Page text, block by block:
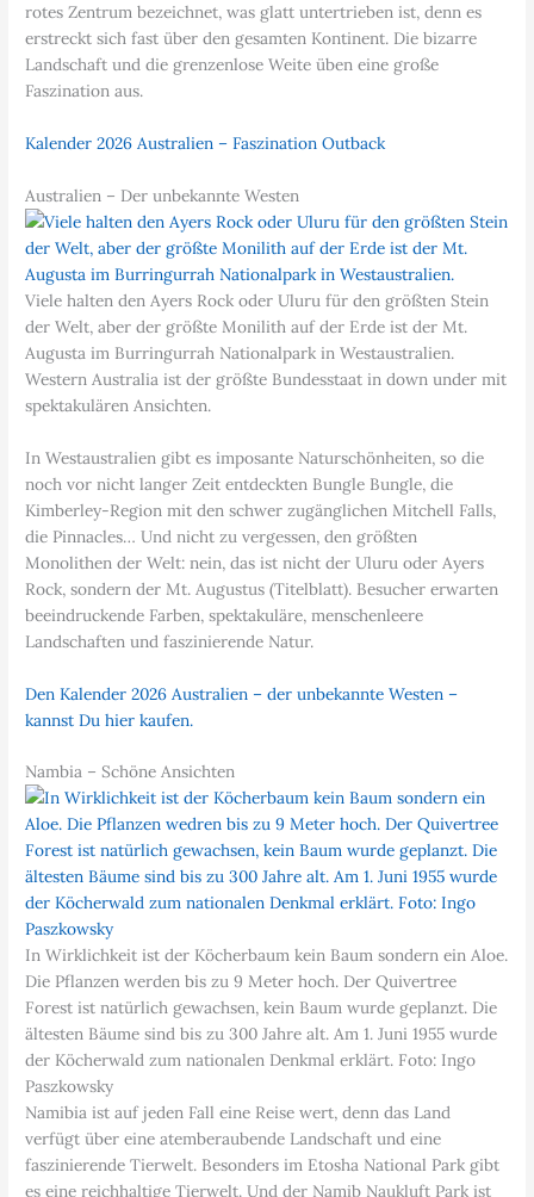
rotes Zentrum bezeichnet, was glatt untertrieben ist, denn es
erstreckt sich fast über den gesamten Kontinent. Die bizarre
Landschaft und die grenzenlose Weite üben eine große
Faszination aus.
Kalender 2026 Australien – Faszination Outback
Australien – Der unbekannte Westen
Viele halten den Ayers Rock oder Uluru für den größten Stein
der Welt, aber der größte Monilith auf der Erde ist der Mt.
Augusta im Burringurrah Nationalpark in Westaustralien.
Western Australia ist der größte Bundesstaat in down under mit
spektakulären Ansichten.
In Westaustralien gibt es imposante Naturschönheiten, so die
noch vor nicht langer Zeit entdeckten Bungle Bungle, die
Kimberley-Region mit den schwer zugänglichen Mitchell Falls,
die Pinnacles… Und nicht zu vergessen, den größten
Monolithen der Welt: nein, das ist nicht der Uluru oder Ayers
Rock, sondern der Mt. Augustus (Titelblatt). Besucher erwarten
beeindruckende Farben, spektakuläre, menschenleere
Landschaften und faszinierende Natur.
Den Kalender 2026 Australien – der unbekannte Westen –
kannst Du hier kaufen.
Nambia – Schöne Ansichten
In Wirklichkeit ist der Köcherbaum kein Baum sondern ein Aloe.
Die Pflanzen werden bis zu 9 Meter hoch. Der Quivertree
Forest ist natürlich gewachsen, kein Baum wurde geplanzt. Die
ältesten Bäume sind bis zu 300 Jahre alt. Am 1. Juni 1955 wurde
der Köcherwald zum nationalen Denkmal erklärt. Foto: Ingo
Paszkowsky
Namibia ist auf jeden Fall eine Reise wert, denn das Land
verfügt über eine atemberaubende Landschaft und eine
faszinierende Tierwelt. Besonders im Etosha National Park gibt
es eine reichhaltige Tierwelt. Und der Namib Naukluft Park ist